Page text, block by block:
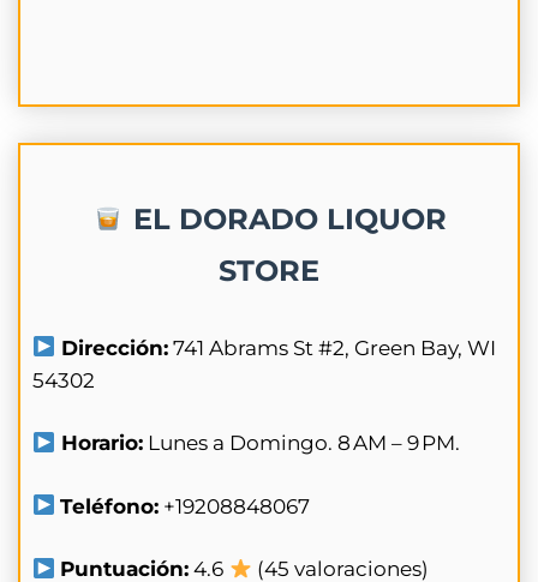
EL DORADO LIQUOR
STORE
Dirección: 741 Abrams St #2, Green Bay, WI
54302
Horario: Lunes a Domingo. 8 AM – 9 PM.
Teléfono: +19208848067
Puntuación: 4.6 (45 valoraciones)